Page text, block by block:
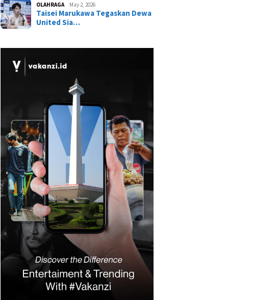
OLAHRAGA May 2, 2026
Taisei Marukawa Tegaskan Dewa
United Sia…